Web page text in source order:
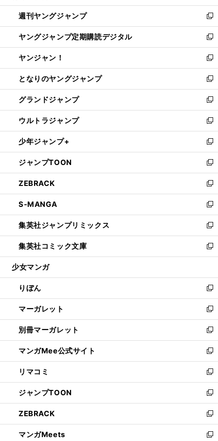
開
く
ウ
で
開
く
ン
ド
ウ
で
開
く
ウ
ィ
ン
ド
ウ
で
開
く
週刊ヤングジャンプ
新
し
い
ウ
ィ
ン
ド
ウ
で
開
く
ヤングジャンプ定期購読デジタル
新
し
い
ウ
ィ
ン
ド
ウ
で
開
く
ヤンジャン！
新
し
い
ウ
ィ
ン
ド
ウ
で
開
く
となりのヤングジャンプ
新
し
い
ウ
ィ
ン
ド
ウ
で
開
く
グランドジャンプ
新
し
い
ウ
ィ
ン
ド
ウ
で
開
く
ウルトラジャンプ
新
し
い
ウ
ィ
ン
ド
ウ
で
開
く
少年ジャンプ+
新
し
い
ウ
ィ
ン
ド
ウ
で
開
く
ジャンプTOON
新
し
い
ウ
ィ
ン
ド
ウ
で
開
ZEBRACK
新
し
い
ウ
ィ
ン
ド
ウ
開
く
S-MANGA
新
し
い
ウ
ィ
ン
ウ
で
開
く
集英社ジャンプリミックス
新
し
い
ウ
ン
ド
ウ
で
開
く
集英社コミック文庫
新
し
ウ
ィ
ン
ド
ウ
で
開
く
少女マンガ
りぼん
新
し
い
ウ
ィ
ン
ド
ウ
で
開
く
マーガレット
新
し
い
ウ
ィ
ン
ド
ウ
で
開
く
別冊マーガレット
新
し
い
ウ
ィ
ン
ド
ウ
で
開
く
マンガMee公式サイト
新
し
い
ウ
ィ
ン
ド
ウ
で
リマコミ
新
し
い
ウ
ィ
ン
ド
ジャンプTOON
新
し
い
ウ
ィ
ZEBRACK
新
し
い
マンガMeets 新